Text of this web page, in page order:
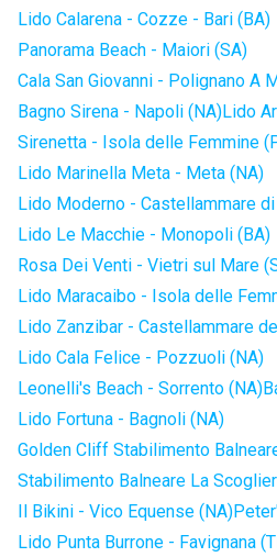
Lido Calarena - Cozze - Bari (BA)
Panorama Beach - Maiori (SA)
Cala San Giovanni - Polignano A
Bagno Sirena - Napoli (NA)Lido
Sirenetta - Isola delle Femmine
Lido Marinella Meta - Meta (NA)
Lido Moderno - Castellammare
Lido Le Macchie - Monopoli (BA)
Rosa Dei Venti - Vietri sul Mare
Lido Maracaibo - Isola delle
Lido Zanzibar - Castellammare
Lido Cala Felice - Pozzuoli (NA)
Leonelli's Beach - Sorrento (NA)
Lido Fortuna - Bagnoli (NA)
Golden Cliff Stabilimento
Stabilimento Balneare La
Il Bikini - Vico Equense (NA)
Lido Punta Burrone - Favignana